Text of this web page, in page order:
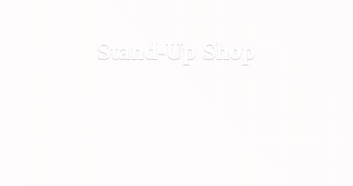
Stand-Up Shop